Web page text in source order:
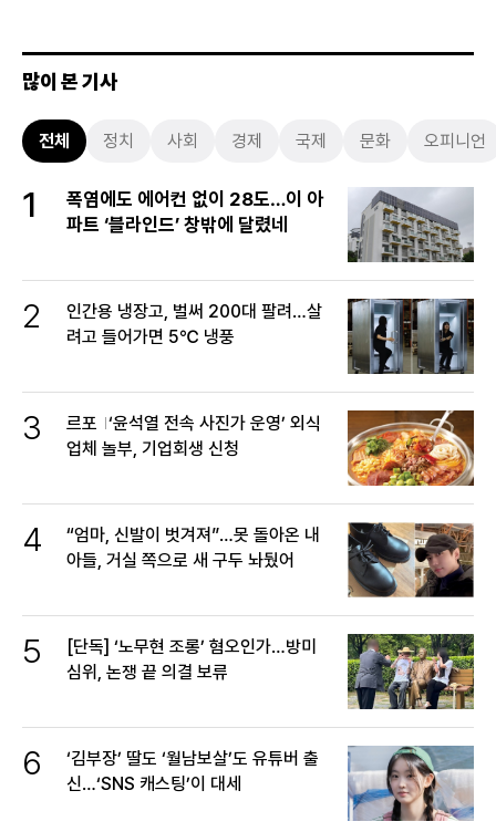
많이 본 기사
전체 정치 사회 경제 국제 문화 오피니언
1
폭염에도 에어컨 없이 28도…이 아
파트 ‘블라인드’ 창밖에 달렸네
2
인간용 냉장고, 벌써 200대 팔려…살
려고 들어가면 5℃ 냉풍
3 르포 ‘윤석열 전속 사진가 운영’ 외식
업체 놀부, 기업회생 신청
4
“엄마, 신발이 벗겨져”…못 돌아온 내
아들, 거실 쪽으로 새 구두 놔뒀어
5
[단독] ‘노무현 조롱’ 혐오인가…방미
심위, 논쟁 끝 의결 보류
6
‘김부장’ 딸도 ‘월남보살’도 유튜버 출
신…‘SNS 캐스팅’이 대세